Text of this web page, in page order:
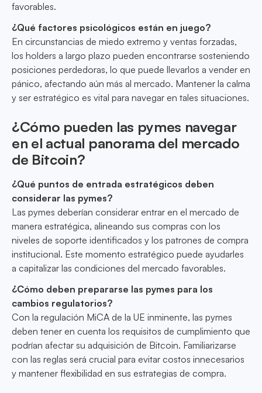
favorables.
¿Qué factores psicológicos están en juego?
En circunstancias de miedo extremo y ventas forzadas,
los holders a largo plazo pueden encontrarse sosteniendo
posiciones perdedoras, lo que puede llevarlos a vender en
pánico, afectando aún más al mercado. Mantener la calma
y ser estratégico es vital para navegar en tales situaciones.
¿Cómo pueden las pymes navegar
en el actual panorama del mercado
de Bitcoin?
¿Qué puntos de entrada estratégicos deben
considerar las pymes?
Las pymes deberían considerar entrar en el mercado de
manera estratégica, alineando sus compras con los
niveles de soporte identificados y los patrones de compra
institucional. Este momento estratégico puede ayudarles
a capitalizar las condiciones del mercado favorables.
¿Cómo deben prepararse las pymes para los
cambios regulatorios?
Con la regulación MiCA de la UE inminente, las pymes
deben tener en cuenta los requisitos de cumplimiento que
podrían afectar su adquisición de Bitcoin. Familiarizarse
con las reglas será crucial para evitar costos innecesarios
y mantener flexibilidad en sus estrategias de compra.